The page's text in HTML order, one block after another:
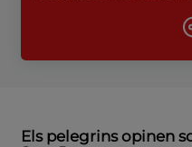
Els pelegrins opinen